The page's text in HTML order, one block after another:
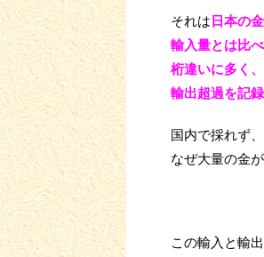
それは日本の
輸入量とは比
桁違いに多く
輸出超過を記録
国内で採れず
なぜ大量の金
この輸入と輸